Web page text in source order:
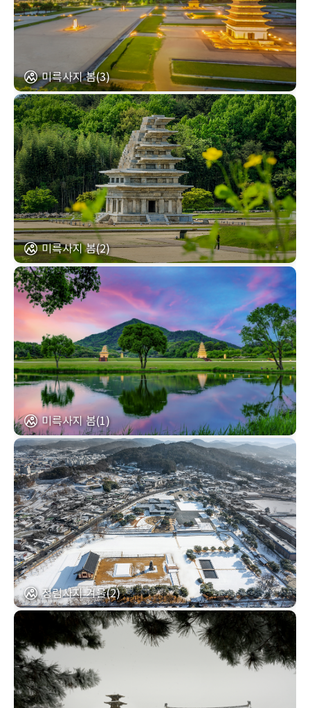
미륵사지 봄(3)
미륵사지 봄(2)
미륵사지 봄(1)
정림사지 겨울(2)